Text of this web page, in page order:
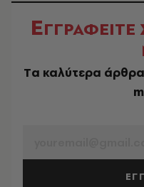
ΕΓΓΡΑΦΕΙΤΕ
Tα καλύτερα